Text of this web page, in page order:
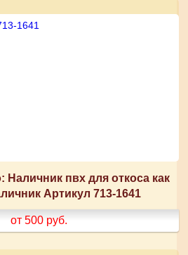
Наличник пвх для откоса как
Артикул 713-1641
от 500 руб.